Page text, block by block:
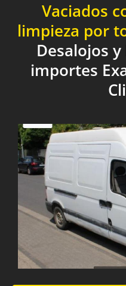
Vaciados
limpieza por
Desalojos
importes